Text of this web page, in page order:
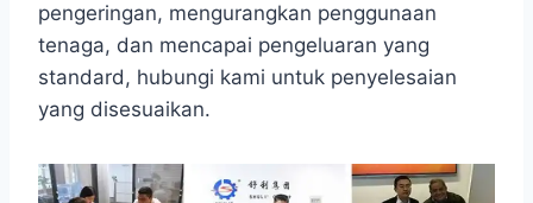
pengeringan, mengurangkan penggunaan
tenaga, dan mencapai pengeluaran yang
standard, hubungi kami untuk penyelesaian
yang disesuaikan.